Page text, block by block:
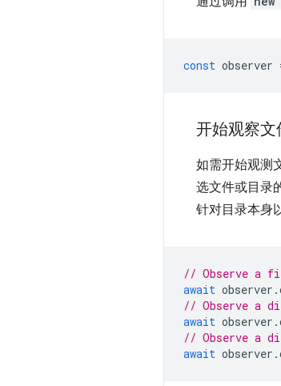
const observer
开始观察文
如需开始观测
选文件或目录
针对目录本身
// Observe a
await observer .
// Observe a
await observer .
// Observe a
await observer .